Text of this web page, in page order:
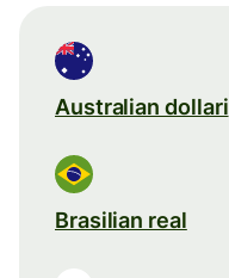
Australian dollari
Brasilian real